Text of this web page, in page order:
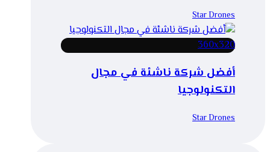
Star Drones
أفضل شركة ناشئة في مجال
التكنولوجيا
Star Drones